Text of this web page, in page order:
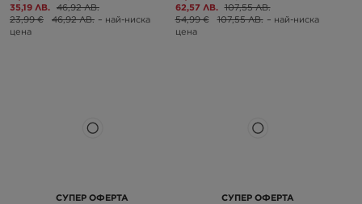
35,19 ЛВ. 46,92 ЛВ.
23,99 €
46,92 ЛВ. – най-ниска
цена
62,57 ЛВ. 107,55 ЛВ.
54,99 €
107,55 ЛВ. – най-ниска
цена
СУПЕР ОФЕРТА СУПЕР ОФЕРТА